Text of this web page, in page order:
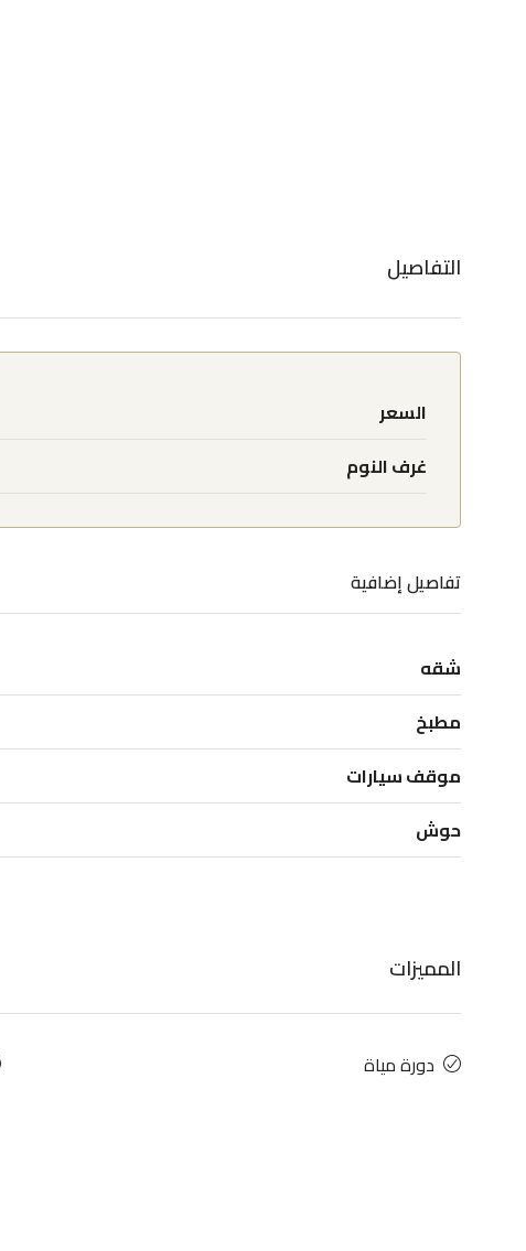
التفاصيل
السعر
غرف النوم
تفاصيل إضافية
شقه
مطبخ
موقف سيارات
حوش
المميزات
دورة مياة